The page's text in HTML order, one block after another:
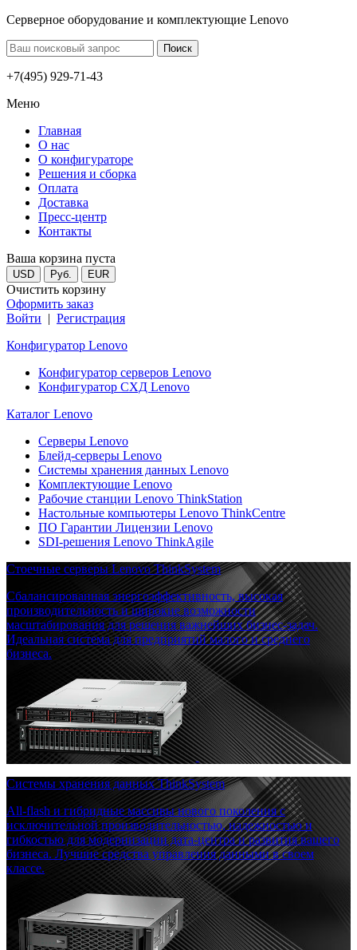
Серверное оборудование и комплектующие Lenovo
+7(495) 929-71-43
Меню
Главная
О нас
О конфигураторе
Решения и сборка
Оплата
Доставка
Пресс-центр
Контакты
Ваша корзина пуста
USD Руб. EUR
Очистить корзину
Оформить заказ
Войти | Регистрация
Конфигуратор Lenovo
Конфигуратор серверов Lenovo
Конфигуратор СХД Lenovo
Каталог Lenovo
Серверы Lenovo
Блейд-серверы Lenovo
Системы хранения данных Lenovo
Комплектующие Lenovo
Рабочие станции Lenovo ThinkStation
Настольные компьютеры Lenovo ThinkCentre
ПО Гарантии Лицензии Lenovo
SDI-решения Lenovo ThinkAgile
Стоечные серверы Lenovo ThinkSystem
Сбалансированная энергоэффективность, высокая
производительность и широкие возможности
масштабирования для решения важнейших бизнес-задач.
Идеальная система для предприятий малого и среднего
бизнеса.
Системы хранения данных ThinkSystem
All-flash и гибридные массивы нового поколения с
исключительной производительностью, надежностью и
гибкостью для модернизации дата-центра и развития вашего
бизнеса. Лучшие средства управления данными в своем
классе.